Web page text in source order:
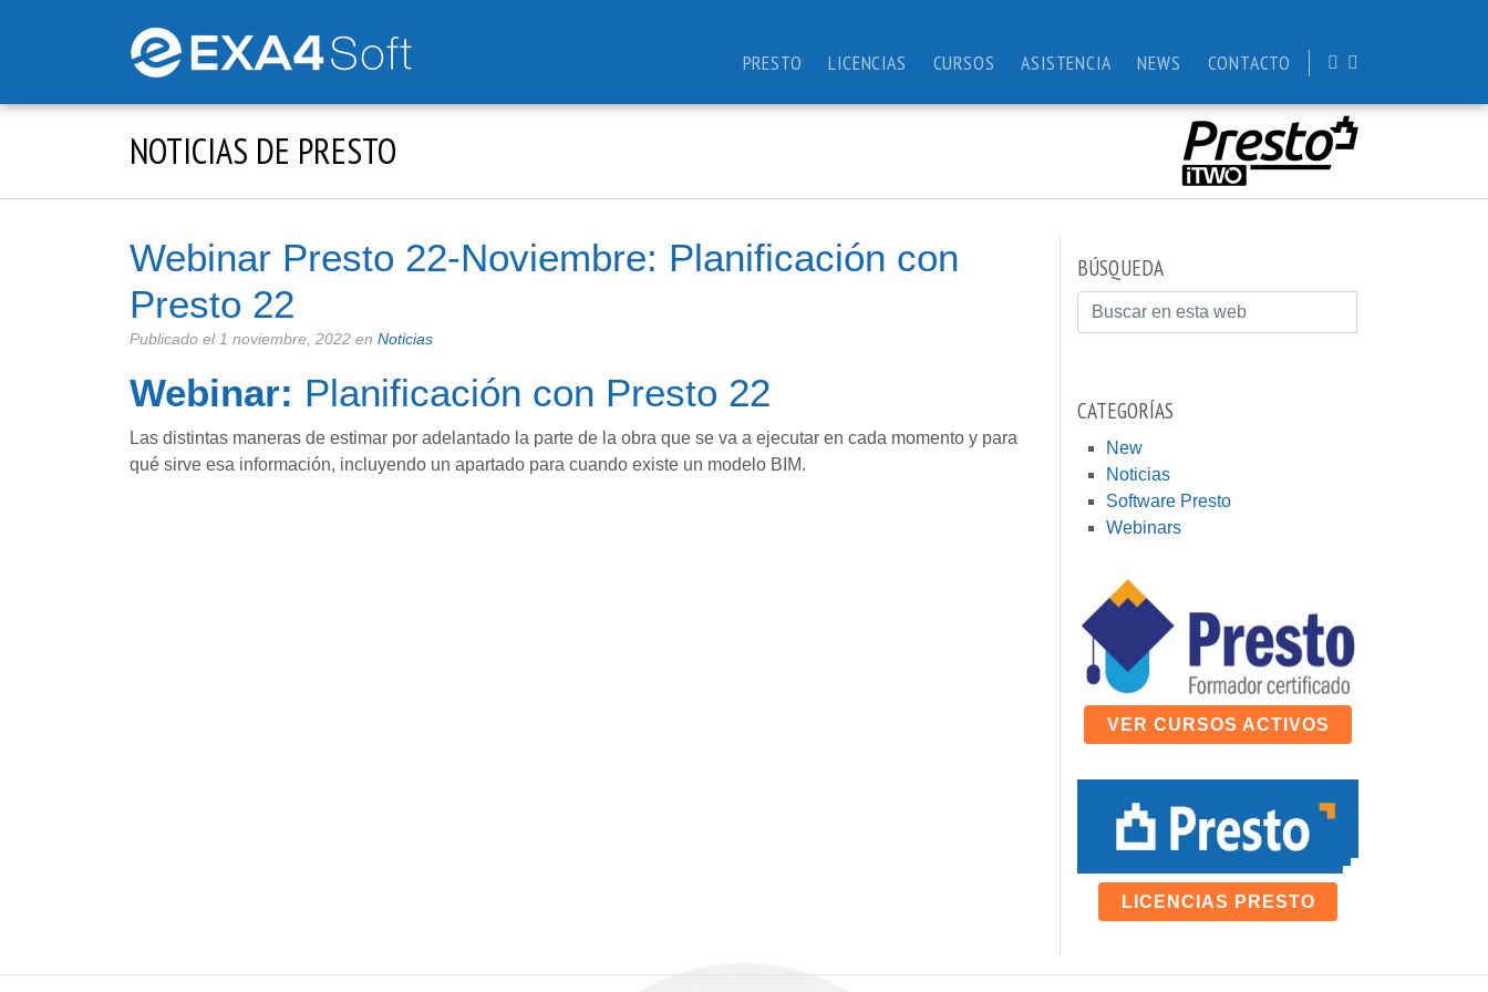
PRESTO LICENCIAS CURSOS ASISTENCIA NEWS CONTACTO
NOTICIAS DE PRESTO
Webinar Presto 22-Noviembre: Planificación con
Presto 22
Publicado el 1 noviembre, 2022 en Noticias
Webinar: Planificación con Presto 22
Las distintas maneras de estimar por adelantado la parte de la obra que se va a ejecutar en cada momento y para
qué sirve esa información, incluyendo un apartado para cuando existe un modelo BIM.
BÚSQUEDA
CATEGORÍAS
New
Noticias
Software Presto
Webinars
VER CURSOS ACTIVOS
LICENCIAS PRESTO